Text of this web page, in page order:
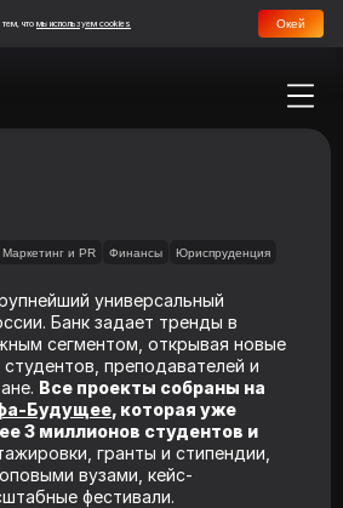
что мы используем cookies Окей
Маркетинг и PR Финансы Юриспруденция
универсальный
Банк задает тренды в
сегментом, открывая новые
преподавателей и
Все проекты собраны на
Будущее, которая уже
3 миллионов студентов и
гранты и стипендии,
вузами, кейс-
фестивали.